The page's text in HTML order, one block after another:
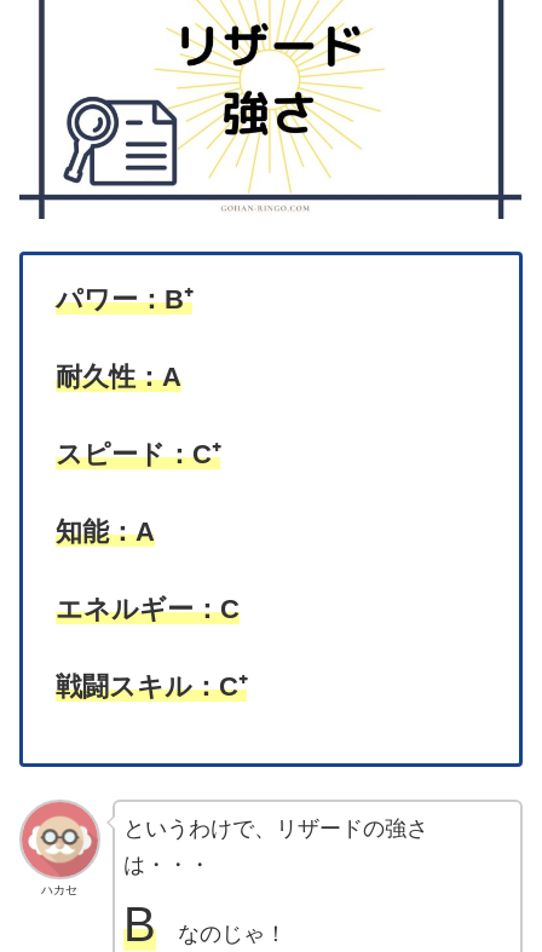
パワー：B⁺
耐久性：A
スピード：C⁺
知能：A
エネルギー：C
戦闘スキル：C⁺
ハカセ
というわけで、リザードの強さ
は・・・
Bなのじゃ！